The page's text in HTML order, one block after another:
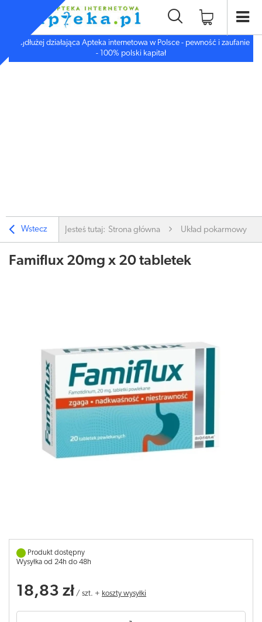
Najdłużej działająca Apteka internetowa w Polsce - pewność i zaufanie
- 100% polski kapitał
Wstecz Jesteś tutaj: Strona główna Układ pokarmowy
Famiflux 20mg x 20 tabletek
Produkt dostępny
Wysyłka od 24h do 48h
18,83 zł / szt. + koszty wysyłki